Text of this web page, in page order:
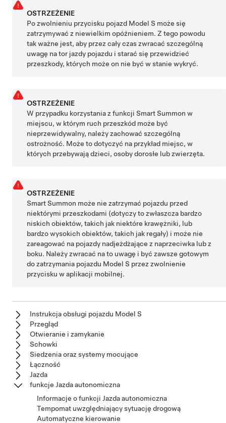
OSTRZEŻENIE
Po zwolnieniu przycisku pojazd Model S może się
zatrzymywać z niewielkim opóźnieniem. Z tego powodu
tak ważne jest, aby przez cały czas zwracać szczególną
uwagę na tor jazdy pojazdu i starać się przewidzieć
przeszkody, których może on nie być w stanie wykryć.
OSTRZEŻENIE
W przypadku korzystania z funkcjiSmart Summon w
miejscu, w którym ruch przeszkód może być
nieprzewidywalny, należy zachować szczególną
ostrożność. Może to dotyczyć na przykład miejsc, w
których przebywają dzieci, osoby dorosłe lub zwierzęta.
OSTRZEŻENIE
Smart Summon może nie zatrzymać pojazdu przed
niektórymi przeszkodami (dotyczy to zwłaszcza bardzo
niskich obiektów, takich jak niektóre krawężniki, lub
bardzo wysokich obiektów, takich jak regały) i może nie
zareagować na pojazdy nadjeżdżające z naprzeciwka lub z
boku. Należy zwracać na to uwagę i być zawsze gotowym
do zatrzymania pojazdu Model S przez zwolnienie
przycisku w aplikacji mobilnej.
Instrukcja obsługi pojazdu Model S
Przegląd
Otwieranie i zamykanie
Schowki
Siedzenia oraz systemy mocujące
Łączność
Jazda
funkcje Jazda autonomiczna
Informacje o funkcji Jazda autonomiczna
Tempomat uwzględniający sytuację drogową
Automatyczne kierowanie